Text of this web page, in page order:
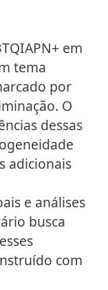
em
tema
por
O
dessas
adicionais
e análises
busca
com